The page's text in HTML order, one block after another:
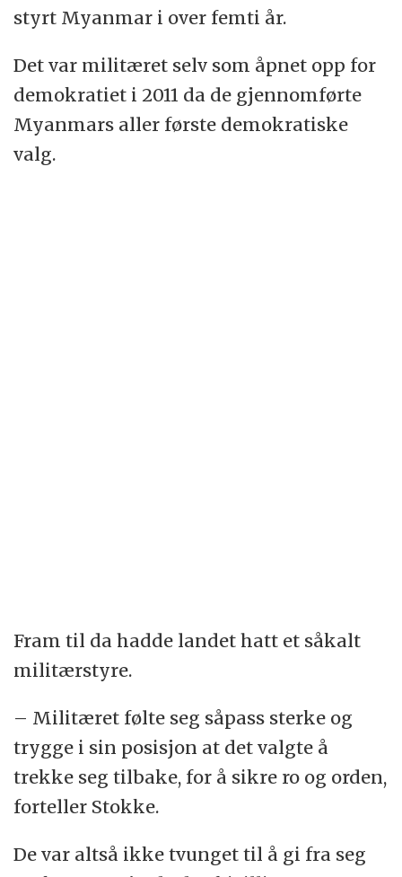
styrt Myanmar i over femti år.
Det var militæret selv som åpnet opp for
demokratiet i 2011 da de gjennomførte
Myanmars aller første demokratiske
valg.
Fram til da hadde landet hatt et såkalt
militærstyre.
– Militæret følte seg såpass sterke og
trygge i sin posisjon at det valgte å
trekke seg tilbake, for å sikre ro og orden,
forteller Stokke.
De var altså ikke tvunget til å gi fra seg